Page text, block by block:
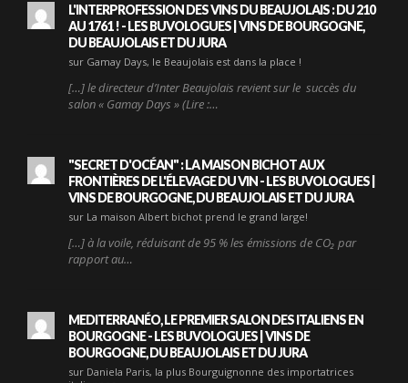
L'INTERPROFESSION DES VINS DU BEAUJOLAIS : DU 210
AU 1761 ! - LES BUVOLOGUES | VINS DE BOURGOGNE,
DU BEAUJOLAIS ET DU JURA
sur Gamay Days, le Beaujolais est dans la place !
[…] le directeur d’Inter Beaujolais revient sur le succès du
salon « Gamay Days » (Lire :…
"SECRET D'OCÉAN" : LA MAISON BICHOT AUX
FRONTIÈRES DE L'ÉLEVAGE DU VIN - LES BUVOLOGUES |
VINS DE BOURGOGNE, DU BEAUJOLAIS ET DU JURA
sur La maison Albert bichot prend le grand large!
[…] à la voile, réduisant de 95 % les émissions de CO₂ par
rapport au…
MEDITERRANÉO, LE PREMIER SALON DES ITALIENS EN
BOURGOGNE - LES BUVOLOGUES | VINS DE
BOURGOGNE, DU BEAUJOLAIS ET DU JURA
sur Daniela Paris, la plus Bourguignonne des importatrices